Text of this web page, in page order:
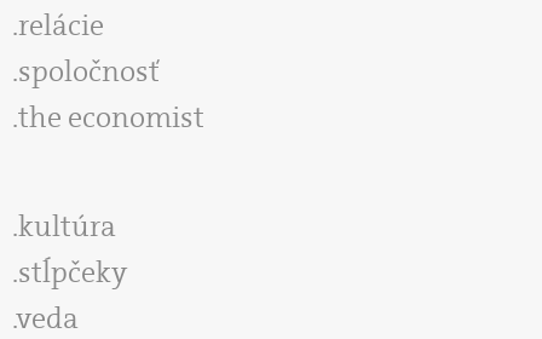
relácie
spoločnosť
the economist
kultúra
stĺpčeky
veda